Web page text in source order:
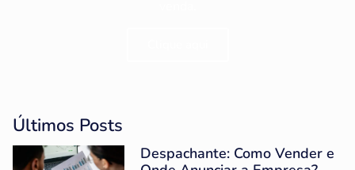
Últimos Posts
Despachante: Como Vender e